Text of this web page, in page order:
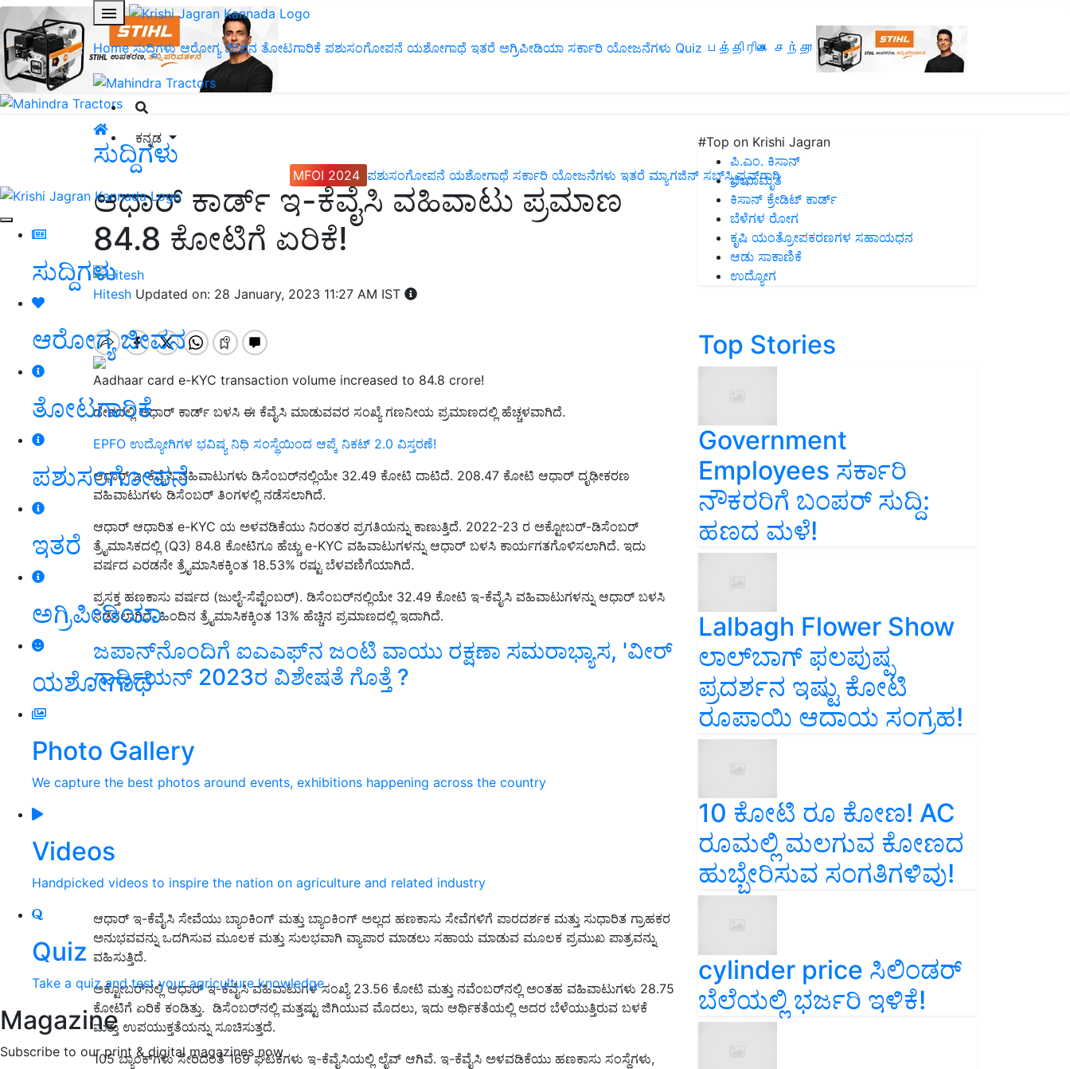
Home ಸುದ್ದಿಗಳು ಆರೋಗ್ಯ ಜೀವನ ತೋಟಗಾರಿಕೆ ಪಶುಸಂಗೋಪನೆ ಯಶೋಗಾಥೆ ಇತರೆ ಅಗ್ರಿಪೀಡಿಯಾ ಸರ್ಕಾರಿ ಯೋಜನೆಗಳು Quiz பத்திரிகை சந்தா
ಕನ್ನಡ
MFOI 2024 ಪಶುಸಂಗೋಪನೆ ಯಶೋಗಾಥೆ ಸರ್ಕಾರಿ ಯೋಜನೆಗಳು ಇತರೆ ಮ್ಯಾಗಜಿನ್‌ ಸಬ್‌ಸ್ಕ್ರಿಪ್ಷನ್‌ಗಾಗಿ
ಸುದ್ದಿಗಳು
ಆರೋಗ್ಯ ಜೀವನ
ತೋಟಗಾರಿಕೆ
ಪಶುಸಂಗೋಪನೆ
ಇತರೆ
ಅಗ್ರಿಪೀಡಿಯಾ
ಯಶೋಗಾಥೆ
Photo Gallery
We capture the best photos around events, exhibitions happening across the country
Videos
Handpicked videos to inspire the nation on agriculture and related industry
Quiz
Take a quiz and test your agriculture knowledge
Magazine
Subscribe to our print & digital magazines now
ಸುದ್ದಿಗಳು
ಆಧಾರ್ ಕಾರ್ಡ್‌ ಇ-ಕೆವೈಸಿ ವಹಿವಾಟು ಪ್ರಮಾಣ
84.8 ಕೋಟಿಗೆ ಏರಿಕೆ!
Hitesh Updated on: 28 January, 2023 11:27 AM IST
Aadhaar card e-KYC transaction volume increased to 84.8 crore!
ದೇಶದಲ್ಲಿ ಆಧಾರ್‌ ಕಾರ್ಡ್‌ ಬಳಸಿ ಈ ಕೆವೈಸಿ ಮಾಡುವವರ ಸಂಖ್ಯೆ ಗಣನೀಯ ಪ್ರಮಾಣದಲ್ಲಿ ಹೆಚ್ಚಳವಾಗಿದೆ.
EPFO ಉದ್ಯೋಗಿಗಳ ಭವಿಷ್ಯ ನಿಧಿ ಸಂಸ್ಥೆಯಿಂದ ಆಪ್ಕೆ ನಿಕಟ್‌ 2.0 ವಿಸ್ತರಣೆ!
ಆಧಾರ್ ಇ-ಕೆವೈಸಿ ವಹಿವಾಟುಗಳು ಡಿಸೆಂಬರ್‌ನಲ್ಲಿಯೇ 32.49 ಕೋಟಿ ದಾಟಿದೆ. 208.47 ಕೋಟಿ ಆಧಾರ್ ದೃಢೀಕರಣ
ವಹಿವಾಟುಗಳು ಡಿಸೆಂಬರ್ ತಿಂಗಳಲ್ಲಿ ನಡೆಸಲಾಗಿದೆ.
ಆಧಾರ್ ಆಧಾರಿತ e-KYC ಯ ಅಳವಡಿಕೆಯು ನಿರಂತರ ಪ್ರಗತಿಯನ್ನು ಕಾಣುತ್ತಿದೆ. 2022-23 ರ ಅಕ್ಟೋಬರ್-ಡಿಸೆಂಬರ್
ತ್ರೈಮಾಸಿಕದಲ್ಲಿ (Q3) 84.8 ಕೋಟಿಗೂ ಹೆಚ್ಚು e-KYC ವಹಿವಾಟುಗಳನ್ನು ಆಧಾರ್ ಬಳಸಿ ಕಾರ್ಯಗತಗೊಳಿಸಲಾಗಿದೆ. ಇದು
ವರ್ಷದ ಎರಡನೇ ತ್ರೈಮಾಸಿಕಕ್ಕಿಂತ 18.53% ರಷ್ಟು ಬೆಳವಣಿಗೆಯಾಗಿದೆ.
ಪ್ರಸಕ್ತ ಹಣಕಾಸು ವರ್ಷದ (ಜುಲೈ-ಸೆಪ್ಟೆಂಬರ್). ಡಿಸೆಂಬರ್‌ನಲ್ಲಿಯೇ 32.49 ಕೋಟಿ ಇ-ಕೆವೈಸಿ ವಹಿವಾಟುಗಳನ್ನು ಆಧಾರ್ ಬಳಸಿ
ನಡೆಸಲಾಗಿದೆ, ಹಿಂದಿನ ತ್ರೈಮಾಸಿಕಕ್ಕಿಂತ 13% ಹೆಚ್ಚಿನ ಪ್ರಮಾಣದಲ್ಲಿ ಇದಾಗಿದೆ.
ಜಪಾನ್‌ನೊಂದಿಗೆ ಐಎಎಫ್‌ನ ಜಂಟಿ ವಾಯು ರಕ್ಷಣಾ ಸಮರಾಭ್ಯಾಸ, 'ವೀರ್
ಗಾರ್ಡಿಯನ್ 2023ರ ವಿಶೇಷತೆ ಗೊತ್ತೆ ?
ಆಧಾರ್ ಇ-ಕೆವೈಸಿ ಸೇವೆಯು ಬ್ಯಾಂಕಿಂಗ್ ಮತ್ತು ಬ್ಯಾಂಕಿಂಗ್ ಅಲ್ಲದ ಹಣಕಾಸು ಸೇವೆಗಳಿಗೆ ಪಾರದರ್ಶಕ ಮತ್ತು ಸುಧಾರಿತ ಗ್ರಾಹಕರ
ಅನುಭವವನ್ನು ಒದಗಿಸುವ ಮೂಲಕ ಮತ್ತು ಸುಲಭವಾಗಿ ವ್ಯಾಪಾರ ಮಾಡಲು ಸಹಾಯ ಮಾಡುವ ಮೂಲಕ ಪ್ರಮುಖ ಪಾತ್ರವನ್ನು
ವಹಿಸುತ್ತಿದೆ.
ಅಕ್ಟೋಬರ್‌ನಲ್ಲಿ ಆಧಾರ್ ಇ-ಕೆವೈಸಿ ವಹಿವಾಟುಗಳ ಸಂಖ್ಯೆ 23.56 ಕೋಟಿ ಮತ್ತು ನವೆಂಬರ್‌ನಲ್ಲಿ ಅಂತಹ ವಹಿವಾಟುಗಳು 28.75
ಕೋಟಿಗೆ ಏರಿಕೆ ಕಂಡಿತ್ತು. ಡಿಸೆಂಬರ್‌ನಲ್ಲಿ ಮತ್ತಷ್ಟು ಜಿಗಿಯುವ ಮೊದಲು, ಇದು ಆರ್ಥಿಕತೆಯಲ್ಲಿ ಅದರ ಬೆಳೆಯುತ್ತಿರುವ ಬಳಕೆ
ಮತ್ತು ಉಪಯುಕ್ತತೆಯನ್ನು ಸೂಚಿಸುತ್ತದೆ.
105 ಬ್ಯಾಂಕ್‌ಗಳು ಸೇರಿದಂತೆ 169 ಘಟಕಗಳು ಇ-ಕೆವೈಸಿಯಲ್ಲಿ ಲೈವ್ ಆಗಿವೆ. ಇ-ಕೆವೈಸಿ ಅಳವಡಿಕೆಯು ಹಣಕಾಸು ಸಂಸ್ಥೆಗಳು,
#Top on Krishi Jagran
ಪಿ.ಎಂ. ಕಿಸಾನ್
ಜೀವಾಮೃತ
ಕಿಸಾನ್ ಕ್ರೇಡಿಟ್ ಕಾರ್ಡ್
ಬೆಳೆಗಳ ರೋಗ
ಕೃಷಿ ಯಂತ್ರೋಪಕರಣಗಳ ಸಹಾಯಧನ
ಆಡು ಸಾಕಾಣಿಕೆ
ಉದ್ಯೋಗ
Top Stories
Government
Employees ಸರ್ಕಾರಿ
ನೌಕರರಿಗೆ ಬಂಪರ್‌ ಸುದ್ದಿ:
ಹಣದ ಮಳೆ!
Lalbagh Flower Show
ಲಾಲ್‌ಬಾಗ್ ಫಲಪುಷ್ಪ
ಪ್ರದರ್ಶನ ಇಷ್ಟು ಕೋಟಿ
ರೂಪಾಯಿ ಆದಾಯ ಸಂಗ್ರಹ!
10 ಕೋಟಿ ರೂ ಕೋಣ! AC
ರೂಮಲ್ಲಿ ಮಲಗುವ ಕೋಣದ
ಹುಬ್ಬೇರಿಸುವ ಸಂಗತಿಗಳಿವು!
cylinder price ಸಿಲಿಂಡರ್‌
ಬೆಲೆಯಲ್ಲಿ ಭರ್ಜರಿ ಇಳಿಕೆ!